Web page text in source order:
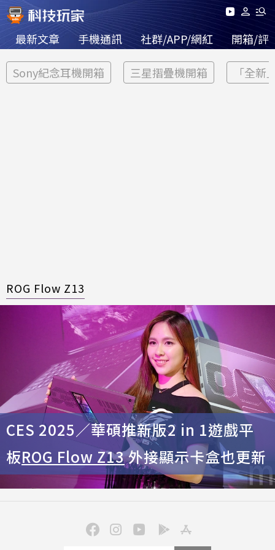
最新文章 手機通訊 社群/APP/網紅 開箱/評
Sony紀念耳機開箱 三星摺疊機開箱 「全新
ROG Flow Z13
CES 2025／華碩推新版2 in 1遊戲平
板ROG Flow Z13外接顯示卡盒也更新